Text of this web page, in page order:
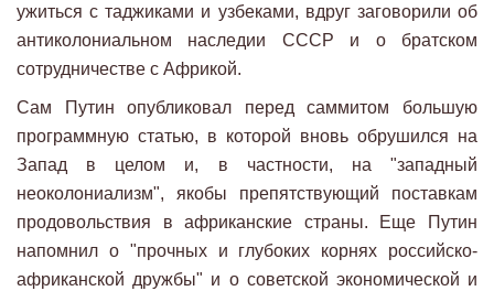
ужиться с таджиками и узбеками, вдруг заговорили об
антиколониальном наследии СССР и о братском
сотрудничестве с Африкой.
Сам Путин опубликовал перед саммитом большую
программную статью, в которой вновь обрушился на
Запад в целом и, в частности, на "западный
неоколониализм", якобы препятствующий поставкам
продовольствия в африканские страны. Еще Путин
напомнил о "прочных и глубоких корнях российско-
африканской дружбы" и о советской экономической и